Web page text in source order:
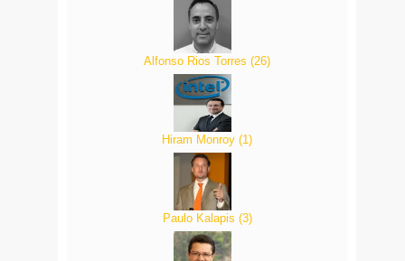
Alfonso Rios Torres (26)
Hiram Monroy (1 )
Paulo Kalapis (3)